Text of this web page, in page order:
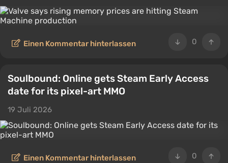
0
Einen Kommentar hinterlassen
Soulbound: Online gets Steam Early Access
date for its pixel-art MMO
19 Juli 2026
0
Einen Kommentar hinterlassen